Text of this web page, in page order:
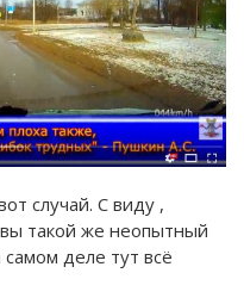
случай. С виду ,
такой же неопытный
деле тут всё